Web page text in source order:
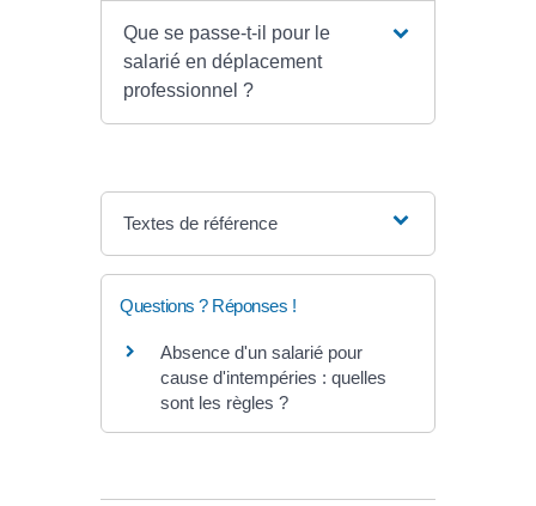
Que se passe-t-il pour le
salarié en déplacement
professionnel ?
Textes de référence
Questions ? Réponses !
Absence d'un salarié pour
cause d'intempéries : quelles
sont les règles ?